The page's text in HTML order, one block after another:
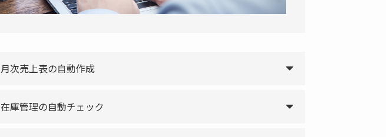
月次売上表の自動作成
在庫管理の自動チェック